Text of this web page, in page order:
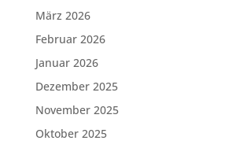
März 2026
Februar 2026
Januar 2026
Dezember 2025
November 2025
Oktober 2025